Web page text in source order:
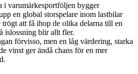
i varumärkesportföljen bygger
en global storspelare inom lastbilar
trögt att få ihop de olika delarna till en
islossning blir allt fler.
förvisso, men en låg värdering, starka
vinst ger ändå chans för en mer